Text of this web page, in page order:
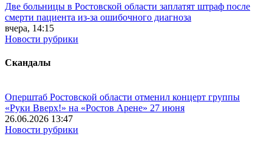
Две больницы в Ростовской области заплатят штраф после
смерти пациента из-за ошибочного диагноза
вчера, 14:15
Новости рубрики
Скандалы
Оперштаб Ростовской области отменил концерт группы
«Руки Вверх!» на «Ростов Арене» 27 июня
26.06.2026 13:47
Новости рубрики